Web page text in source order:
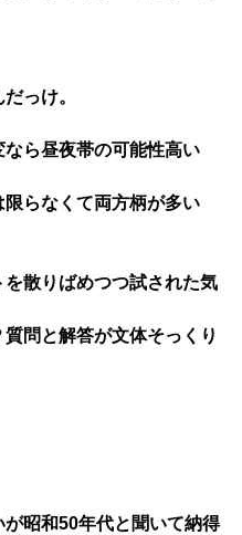
っけ。
ら昼夜帯の可能性高い
らなくて両方柄が多い
散りばめつつ試された気
質問と解答が文体そっくり
昭和50年代と聞いて納得